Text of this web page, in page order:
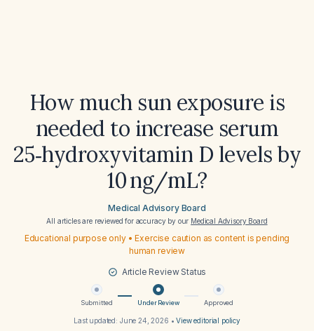
How much sun exposure is
needed to increase serum
25‑hydroxyvitamin D levels by
10 ng/mL?
Medical Advisory Board
All articles are reviewed for accuracy by our Medical Advisory Board
Educational purpose only • Exercise caution as content is pending
human review
Article Review Status
Submitted Under Review Approved
Last updated: June 24, 2026 •View editorial policy